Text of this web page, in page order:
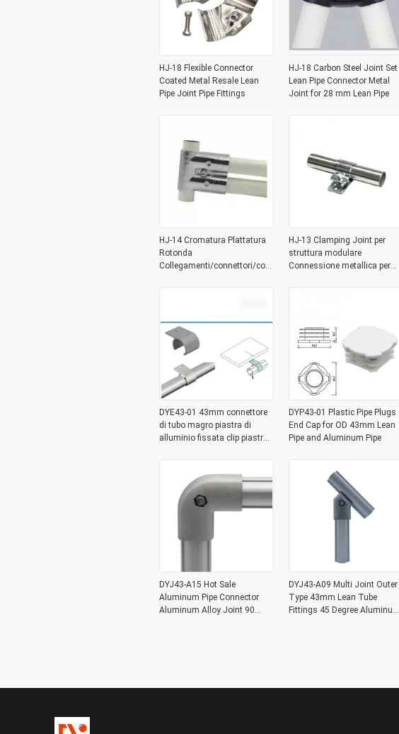
HJ-18 Flexible Connector
Coated Metal Resale Lean
Pipe Joint Pipe Fittings
HJ-18 Carbon Steel Joint Set
Lean Pipe Connector Metal
Joint for 28 mm Lean Pipe
HJ-14 Cromatura Plattatura
Rotonda
Collegamenti/connettori/connettori
HJ-13 Clamping Joint per
struttura modulare
Connessione metallica per
DYE43-01 43mm connettore
di tubo magro piastra di
alluminio fissata clip piastra
DYP43-01 Plastic Pipe Plugs
End Cap for OD 43mm Lean
Pipe and Aluminum Pipe
DYJ43-A15 Hot Sale
Aluminum Pipe Connector
Aluminum Alloy Joint 90
DYJ43-A09 Multi Joint Outer
Type 43mm Lean Tube
Fittings 45 Degree Aluminum